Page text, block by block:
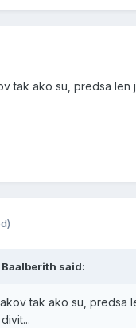
tak ako su, predsa len
Baalberith said:
tak ako su, predsa